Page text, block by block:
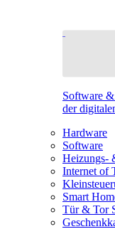
Software
der
Hardware
Software
Heizungs-
Internet of
Smart
Tür & Tor